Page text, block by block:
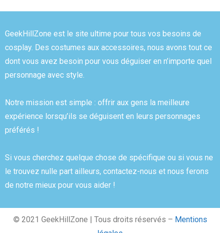
GeekHillZone est le site ultime pour tous vos besoins de
cosplay. Des costumes aux accessoires, nous avons tout ce
dont vous avez besoin pour vous déguiser en n’importe quel
personnage avec style.
Notre mission est simple : offrir aux gens la meilleure
expérience lorsqu’ils se déguisent en leurs personnages
préférés !
Si vous cherchez quelque chose de spécifique ou si vous ne
le trouvez nulle part ailleurs, contactez-nous et nous ferons
de notre mieux pour vous aider !
© 2021 GeekHillZone | Tous droits réservés – Mentions